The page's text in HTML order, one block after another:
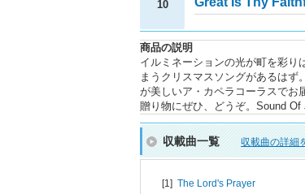
10
商品の説明
イルミネーションの光が町を彩り
まうクリスマスソングがあるは
が美しいア・カペラコーラスでお
贈り物にぜひ、どうぞ。Sound Of
収載曲一覧 収載曲の詳細
[1] The Lord's Prayer